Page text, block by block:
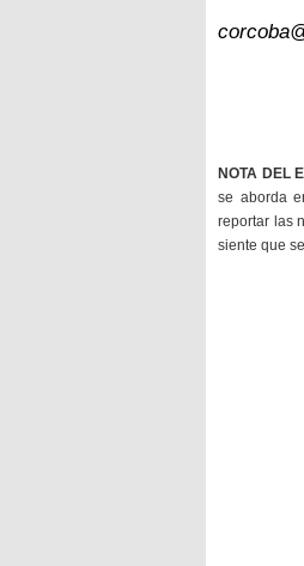
NOTA DEL
se aborda
reportar las
siente que